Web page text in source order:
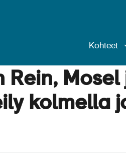
Kohteet
Rein,
kolmella